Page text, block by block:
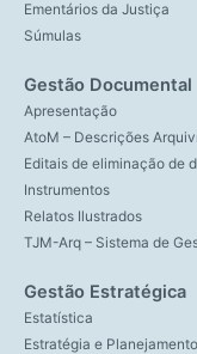
Ementários da Justiça
Súmulas
Gestão Documental
Apresentação
AtoM – Descrições
Editais de eliminação de
Instrumentos
Relatos Ilustrados
TJM-Arq – Sistema de
Gestão Estratégica
Estatística
Estratégia e Planejamento